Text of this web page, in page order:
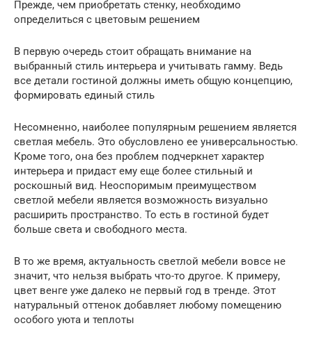
Прежде, чем приобретать стенку, необходимо
определиться с цветовым решением
В первую очередь стоит обращать внимание на
выбранный стиль интерьера и учитывать гамму. Ведь
все детали гостиной должны иметь общую концепцию,
формировать единый стиль
Несомненно, наиболее популярным решением является
светлая мебель. Это обусловлено ее универсальностью.
Кроме того, она без проблем подчеркнет характер
интерьера и придаст ему еще более стильный и
роскошный вид. Неоспоримым преимуществом
светлой мебели является возможность визуально
расширить пространство. То есть в гостиной будет
больше света и свободного места.
В то же время, актуальность светлой мебели вовсе не
значит, что нельзя выбрать что-то другое. К примеру,
цвет венге уже далеко не первый год в тренде. Этот
натуральный оттенок добавляет любому помещению
особого уюта и теплоты